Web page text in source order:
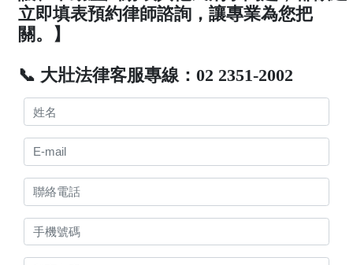
立即填表預約律師諮詢，讓專業為您把
關。】
📞 大壯法律客服專線：02 2351-2002